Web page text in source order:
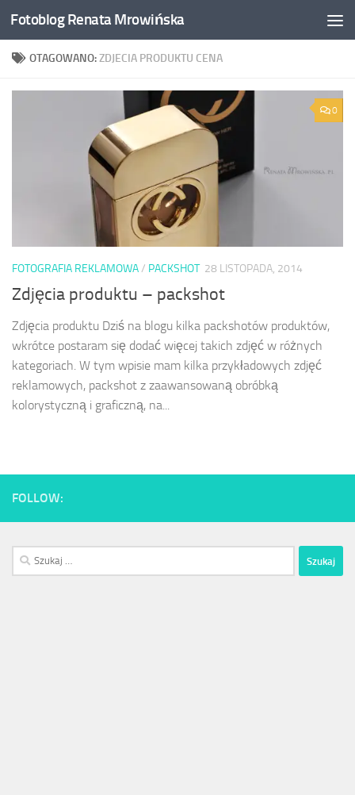
Przeskocz do treści
Fotoblog Renata Mrowińska
OTAGOWANO:ZDJECIA PRODUKTU CENA
0
FOTOGRAFIA REKLAMOWA/ PACKSHOT 28 LISTOPADA, 2014
Zdjęcia produktu – packshot
Zdjęcia produktu Dziś na blogu kilka packshotów produktów,
wkrótce postaram się dodać więcej takich zdjęć w różnych
kategoriach. W tym wpisie mam kilka przykładowych zdjęć
reklamowych, packshot z zaawansowaną obróbką
kolorystyczną i graficzną, na...
FOLLOW:
Szukaj: